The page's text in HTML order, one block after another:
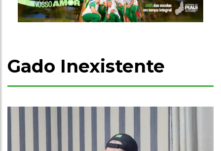
Gado Inexistente